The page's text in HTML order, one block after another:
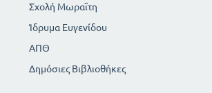
Σχολή Μωραϊτη
Ίδρυμα Ευγενίδου
ΑΠΘ
Δημόσιες Βιβλιοθήκες